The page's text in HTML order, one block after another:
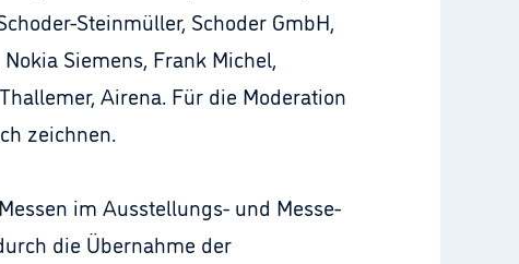
Steinmüller, Schoder GmbH,
Siemens, Frank Michel,
Airena. Für die Moderation
zeichnen.
im Ausstellungs- und Messe-
die Übernahme der